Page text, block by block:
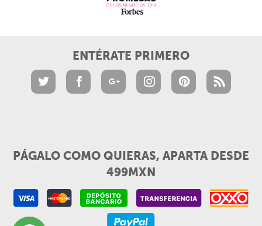
ENTÉRATE PRIMERO
PÁGALO COMO QUIERAS, APARTA DESDE
499MXN